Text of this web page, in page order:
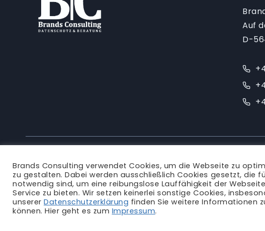
Auf
D-
Brands Consulting verwendet Cookies, um die Webseite zu
zu gestalten. Dabei werden ausschließlich Cookies gesetzt, die
notwendig sind, um eine reibungslose Lauffähigkeit der
Service zu bieten. Wir setzen keinerlei sonstige Cookies,
unsererDatenschutzerklärung finden Sie weitere Informationen
können. Hier geht es zum Impressum.